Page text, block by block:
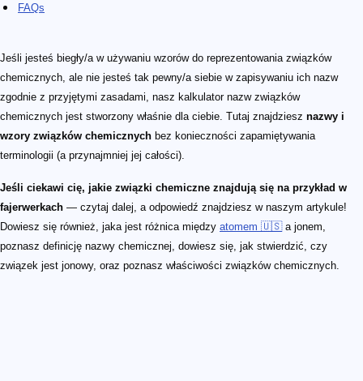
FAQs
Jeśli jesteś biegły/a w używaniu wzorów do reprezentowania związków
chemicznych, ale nie jesteś tak pewny/a siebie w zapisywaniu ich nazw
zgodnie z przyjętymi zasadami, nasz kalkulator nazw związków
chemicznych jest stworzony właśnie dla ciebie. Tutaj znajdziesz nazwy i
wzory związków chemicznych bez konieczności zapamiętywania
terminologii (a przynajmniej jej całości).
Jeśli ciekawi cię, jakie związki chemiczne znajdują się na przykład w
fajerwerkach — czytaj dalej, a odpowiedź znajdziesz w naszym artykule!
Dowiesz się również, jaka jest różnica między atomem 🇺🇸a jonem,
poznasz definicję nazwy chemicznej, dowiesz się, jak stwierdzić, czy
związek jest jonowy, oraz poznasz właściwości związków chemicznych.